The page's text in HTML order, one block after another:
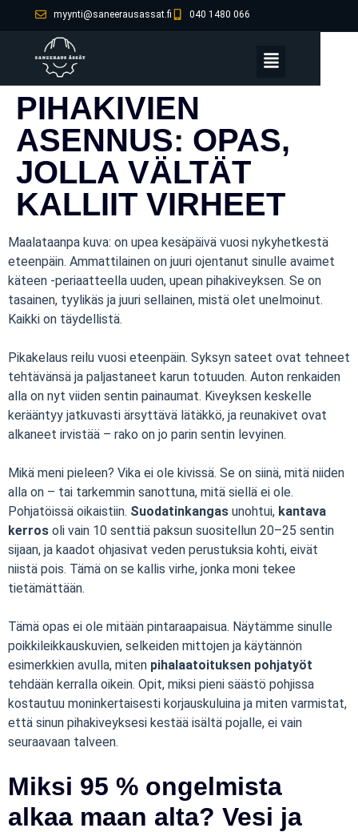
myynti@saneerausassat.fi 040 1480 066
PIHAKIVIEN
ASENNUS: OPAS,
JOLLA VÄLTÄT
KALLIIT VIRHEET
Maalataanpa kuva: on upea kesäpäivä vuosi nykyhetkestä
eteenpäin. Ammattilainen on juuri ojentanut sinulle avaimet
käteen -periaatteella uuden, upean pihakiveyksen. Se on
tasainen, tyylikäs ja juuri sellainen, mistä olet unelmoinut.
Kaikki on täydellistä.
Pikakelaus reilu vuosi eteenpäin. Syksyn sateet ovat tehneet
tehtävänsä ja paljastaneet karun totuuden. Auton renkaiden
alla on nyt viiden sentin painaumat. Kiveyksen keskelle
kerääntyy jatkuvasti ärsyttävä lätäkkö, ja reunakivet ovat
alkaneet irvistää – rako on jo parin sentin levyinen.
Mikä meni pieleen? Vika ei ole kivissä. Se on siinä, mitä niiden
alla on – tai tarkemmin sanottuna, mitä siellä ei ole.
Pohjatöissä oikaistiin. Suodatinkangas unohtui, kantava
kerros oli vain 10 senttiä paksun suositellun 20–25 sentin
sijaan, ja kaadot ohjasivat veden perustuksia kohti, eivät
niistä pois. Tämä on se kallis virhe, jonka moni tekee
tietämättään.
Tämä opas ei ole mitään pintaraapaisua. Näytämme sinulle
poikkileikkauskuvien, selkeiden mittojen ja käytännön
esimerkkien avulla, miten pihalaatoituksen pohjatyöt
tehdään kerralla oikein. Opit, miksi pieni säästö pohjissa
kostautuu moninkertaisesti korjauskuluina ja miten varmistat,
että sinun pihakiveyksesi kestää isältä pojalle, ei vain
seuraavaan talveen.
Miksi 95 % ongelmista
alkaa maan alta? Vesi ja